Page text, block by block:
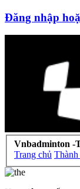
Đăng nhập
Vnbadminton -
Trang chủ Thành